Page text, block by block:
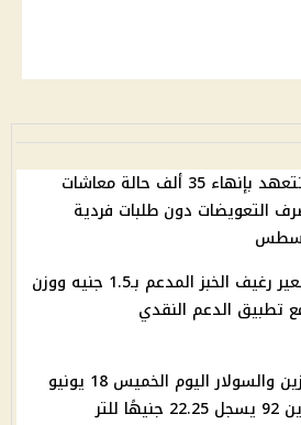
التأمينات تتعهد بإنهاء 35 ألف حالة معاشات
التعويضات دون طلبات فردية
توجه لتسعير رغيف الخبز المدعم بـ1.5 جنيه ووزن
أسعار البنزين والسولار اليوم الخميس 18 يونيو